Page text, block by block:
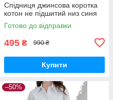
Спідниця джинсова коротка
котон не підшитий низ синя
Готово до відправки
495 ₴ 990 ₴
Купити
–50%